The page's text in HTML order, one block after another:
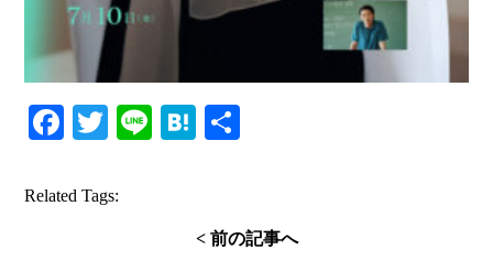
Facebook
TwitterLineHatena
Related Tags:
< 前の記事へ